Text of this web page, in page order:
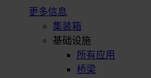
更多信息
集装箱
基础设施
所有应用
桥梁